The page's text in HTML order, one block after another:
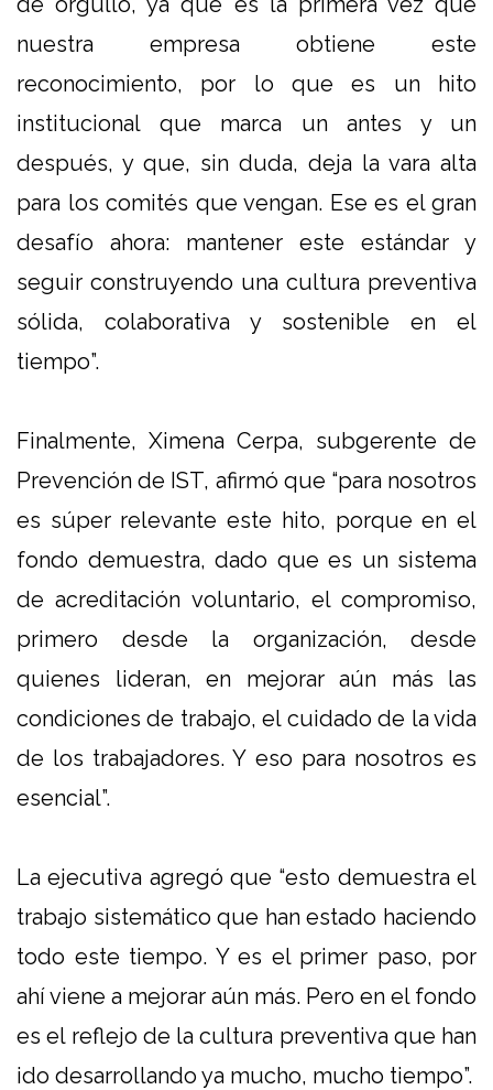
nuestra empresa obtiene este
reconocimiento, por lo que es un hito
institucional que marca un antes y un
después, y que, sin duda, deja la vara alta
para los comités que vengan. Ese es el gran
desafío ahora: mantener este estándar y
seguir construyendo una cultura preventiva
sólida, colaborativa y sostenible en el
tiempo”.
Finalmente, Ximena Cerpa, subgerente de
Prevención de IST, afirmó que “para nosotros
es súper relevante este hito, porque en el
fondo demuestra, dado que es un sistema
de acreditación voluntario, el compromiso,
primero desde la organización, desde
quienes lideran, en mejorar aún más las
condiciones de trabajo, el cuidado de la vida
de los trabajadores. Y eso para nosotros es
esencial”.
La ejecutiva agregó que “esto demuestra el
trabajo sistemático que han estado haciendo
todo este tiempo. Y es el primer paso, por
ahí viene a mejorar aún más. Pero en el fondo
es el reflejo de la cultura preventiva que han
ido desarrollando ya mucho, mucho tiempo”.